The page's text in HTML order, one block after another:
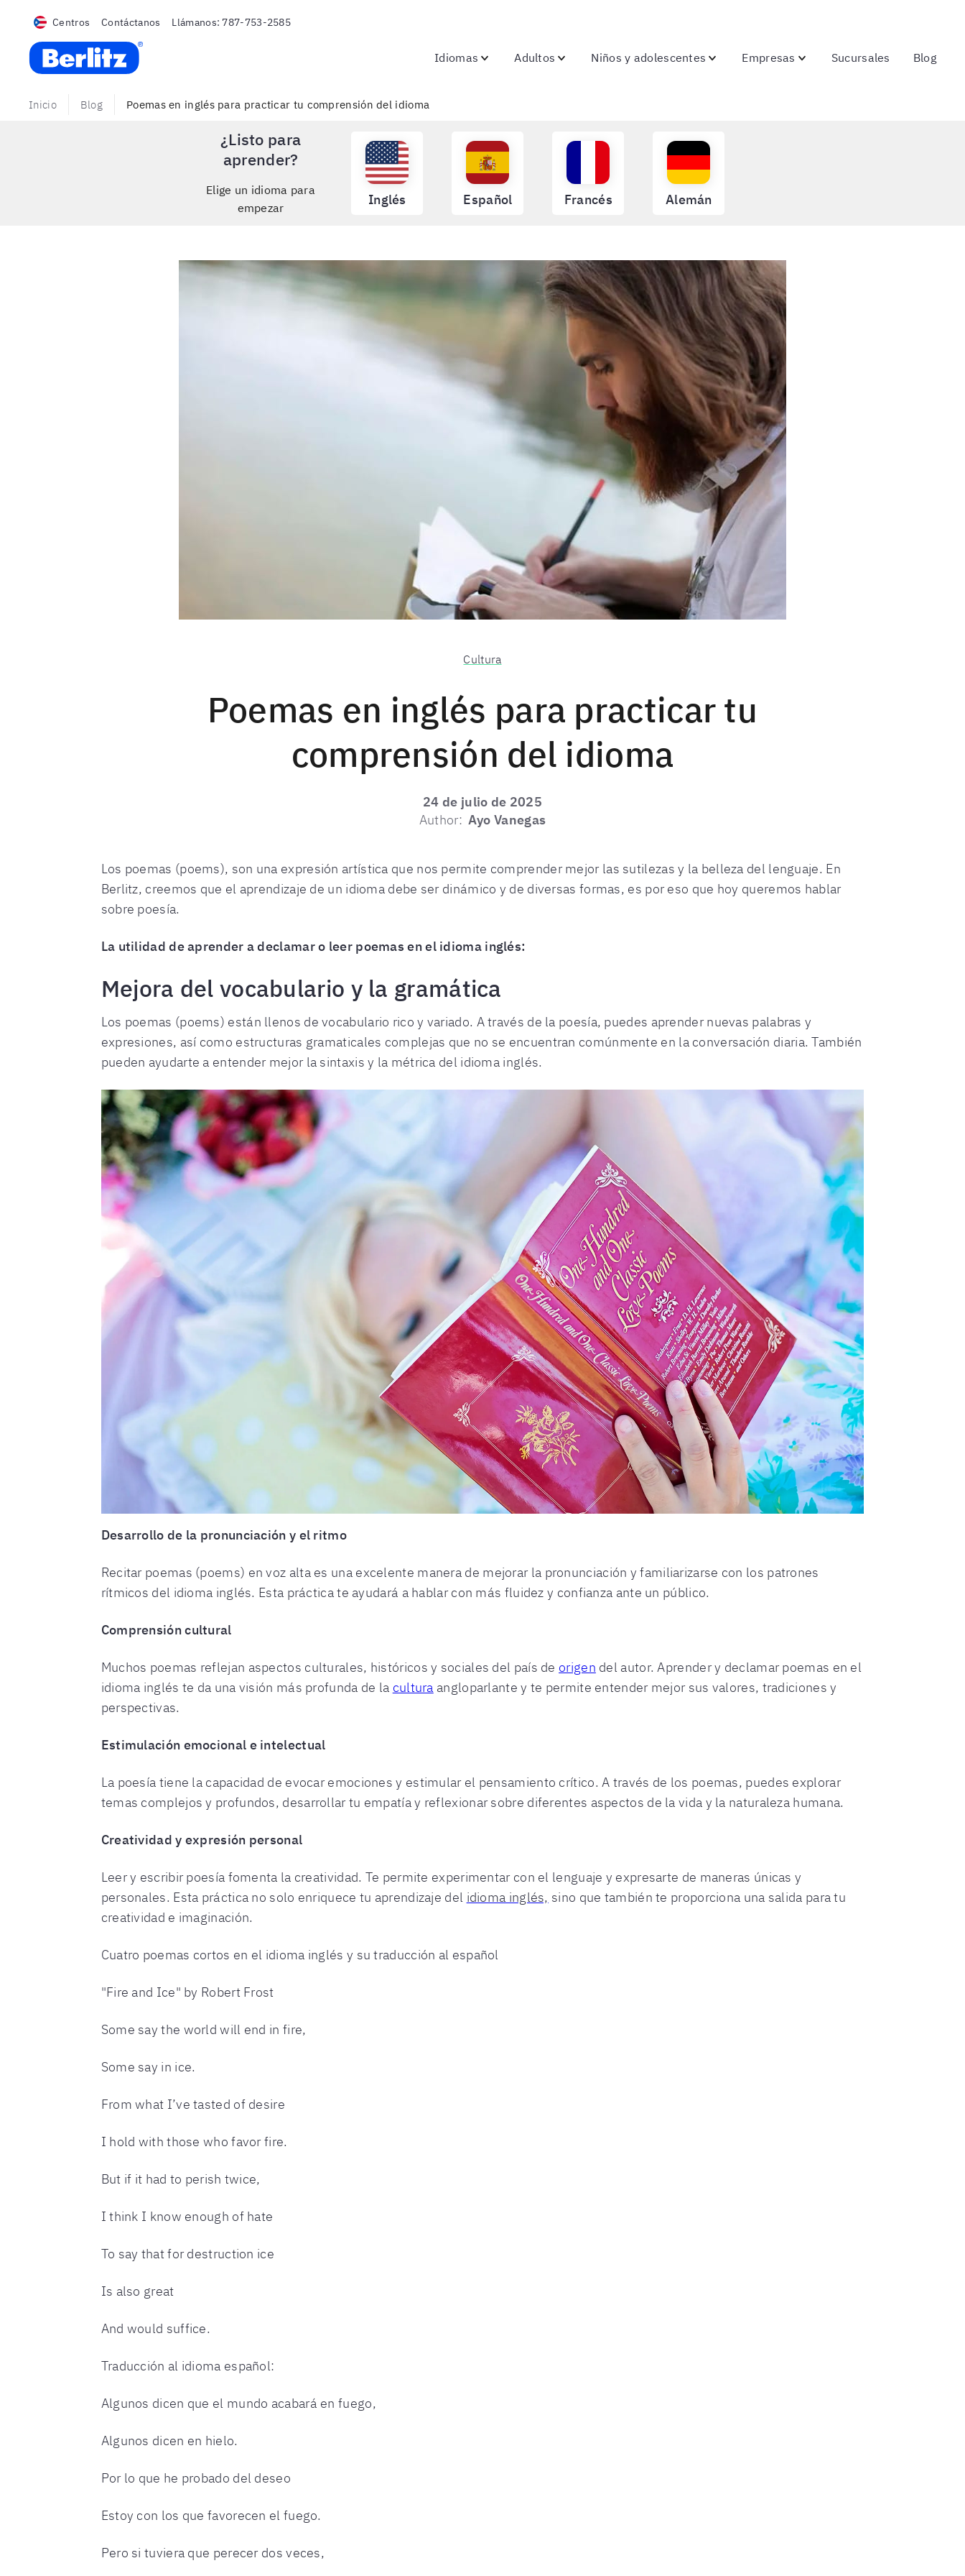
Centros Contáctanos Llámanos: 787-753-2585
Berlitz Puerto Rico
Idiomas Adultos Niños y adolescentes Empresas Sucursales Blog
Inicio Blog Poemas en inglés para practicar tu comprensión del idioma
¿Listo para
aprender?
Elige un idioma para
empezar
Inglés Español Francés Alemán
Cultura
Poemas en inglés para practicar tu
comprensión del idioma
24 de julio de 2025
Author: Ayo Vanegas
Los poemas (poems), son una expresión artística que nos permite comprender mejor las sutilezas y la belleza del lenguaje. En
Berlitz, creemos que el aprendizaje de un idioma debe ser dinámico y de diversas formas, es por eso que hoy queremos hablar
sobre poesía.
La utilidad de aprender a declamar o leer poemas en el idioma inglés:
Mejora del vocabulario y la gramática
Los poemas (poems) están llenos de vocabulario rico y variado. A través de la poesía, puedes aprender nuevas palabras y
expresiones, así como estructuras gramaticales complejas que no se encuentran comúnmente en la conversación diaria. También
pueden ayudarte a entender mejor la sintaxis y la métrica del idioma inglés.
Desarrollo de la pronunciación y el ritmo
Recitar poemas (poems) en voz alta es una excelente manera de mejorar la pronunciación y familiarizarse con los patrones
rítmicos del idioma inglés. Esta práctica te ayudará a hablar con más fluidez y confianza ante un público.
Comprensión cultural
Muchos poemas reflejan aspectos culturales, históricos y sociales del país de origen del autor. Aprender y declamar poemas en el
idioma inglés te da una visión más profunda de la cultura angloparlante y te permite entender mejor sus valores, tradiciones y
perspectivas.
Estimulación emocional e intelectual
La poesía tiene la capacidad de evocar emociones y estimular el pensamiento crítico. A través de los poemas, puedes explorar
temas complejos y profundos, desarrollar tu empatía y reflexionar sobre diferentes aspectos de la vida y la naturaleza humana.
Creatividad y expresión personal
Leer y escribir poesía fomenta la creatividad. Te permite experimentar con el lenguaje y expresarte de maneras únicas y
personales. Esta práctica no solo enriquece tu aprendizaje del idioma inglés, sino que también te proporciona una salida para tu
creatividad e imaginación.
Cuatro poemas cortos en el idioma inglés y su traducción al español
"Fire and Ice" by Robert Frost
Some say the world will end in fire,
Some say in ice.
From what I’ve tasted of desire
I hold with those who favor fire.
But if it had to perish twice,
I think I know enough of hate
To say that for destruction ice
Is also great
And would suffice.
Traducción al idioma español:
Algunos dicen que el mundo acabará en fuego,
Algunos dicen en hielo.
Por lo que he probado del deseo
Estoy con los que favorecen el fuego.
Pero si tuviera que perecer dos veces,